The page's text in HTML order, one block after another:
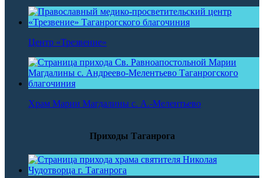
Центр «Трезвение»
Храм Марии Магдалины с. А.-Мелентьево
Приходы Таганрога